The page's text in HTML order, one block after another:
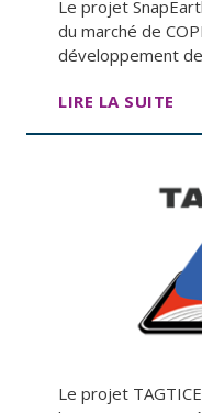
Le projet
du marché de
développement
LIRE LA SUITE
Le projet